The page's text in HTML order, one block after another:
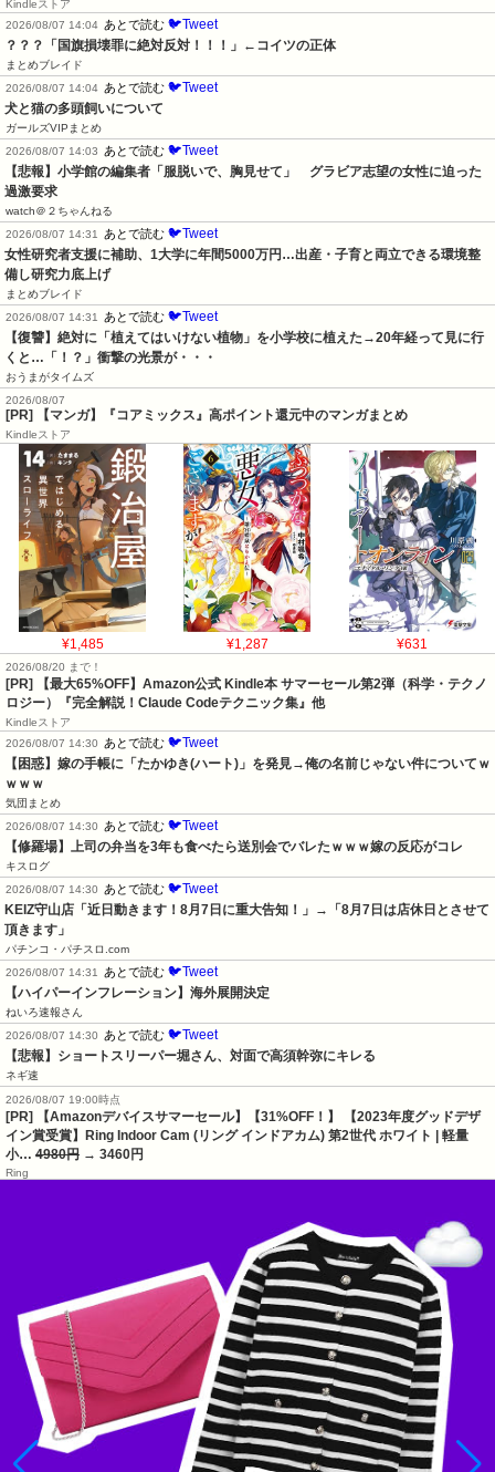
Kindleストア
2026/08/07 14:04 あとで読む 🐦Tweet
？？？「国旗損壊罪に絶対反対！！！」←コイツの正体
まとめブレイド
2026/08/07 14:04 あとで読む 🐦Tweet
犬と猫の多頭飼いについて
ガールズVIPまとめ
2026/08/07 14:03
あとで読む 🐦Tweet
【悲報】小学館の編集者「服脱いで、胸見せて」　グラビア志望の女性に迫った
過激要求
watch＠２ちゃんねる
2026/08/07 14:31
あとで読む 🐦Tweet
女性研究者支援に補助、1大学に年間5000万円…出産・子育と両立できる環境整
備し研究力底上げ
まとめブレイド
2026/08/07 14:31
あとで読む 🐦Tweet
【復讐】絶対に「植えてはいけない植物」を小学校に植えた→20年経って見に行
くと…「！？」衝撃の光景が・・・
おうまがタイムズ
2026/08/07
[PR] 【マンガ】『コアミックス』高ポイント還元中のマンガまとめ
Kindleストア
¥1,485 ¥1,287 ¥631
2026/08/20 まで！
[PR]
【最大65%OFF】Amazon公式 Kindle本 サマーセール第2弾（科学・テクノ
ロジー）『完全解説！Claude Codeテクニック集』他
Kindleストア
2026/08/07 14:30
あとで読む 🐦Tweet
【困惑】嫁の手帳に「たかゆき(ハート)」を発見→俺の名前じゃない件についてｗ
ｗｗｗ
気団まとめ
2026/08/07 14:30
あとで読む 🐦Tweet
【修羅場】上司の弁当を3年も食べたら送別会でバレたｗｗｗ嫁の反応がコレ
キスログ
2026/08/07 14:30
あとで読む 🐦Tweet
KEIZ守山店「近日動きます！8月7日に重大告知！」→「8月7日は店休日とさせて
頂きます」
パチンコ・パチスロ.com
2026/08/07 14:31
あとで読む 🐦Tweet
【ハイパーインフレーション】海外展開決定
ねいろ速報さん
2026/08/07 14:30
あとで読む 🐦Tweet
【悲報】ショートスリーパー堀さん、対面で高須幹弥にキレる
ネギ速
2026/08/07 19:00時点
[PR] 【Amazonデバイスサマーセール】【31%OFF！】 【2023年度グッドデザ
イン賞受賞】Ring Indoor Cam (リング インドアカム) 第2世代 ホワイト | 軽量
小… 4980円 → 3460円
Ring